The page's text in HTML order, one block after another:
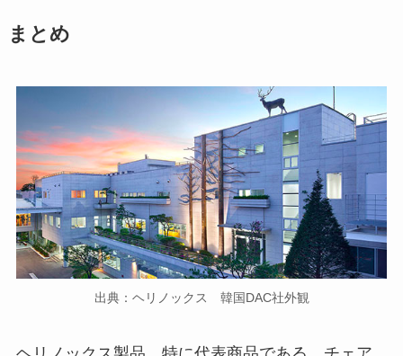
まとめ
出典：ヘリノックス 韓国DAC社外観